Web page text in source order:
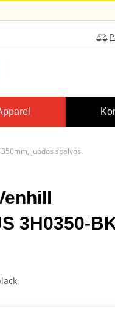
350mm, juodos spalvos
3H0350-